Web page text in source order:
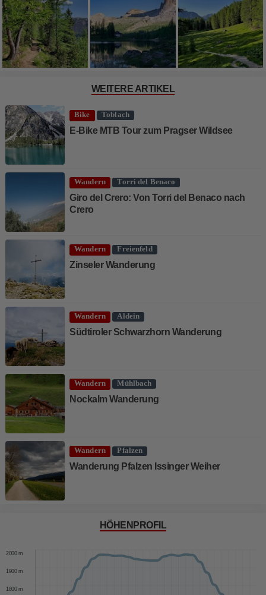
WEITERE ARTIKEL
Bike Toblach
E-Bike MTB Tour zum Pragser Wildsee
Wandern Torri del Benaco
Giro del Crero: Von Torri del Benaco nach
Crero
Wandern Freienfeld
Zinseler Wanderung
Wandern Aldein
Südtiroler Schwarzhorn Wanderung
Wandern Mühlbach
Nockalm Wanderung
Wandern Pfalzen
Wanderung Pfalzen Issinger Weiher
HÖHENPROFIL
1800 m
1900 m
2000 m